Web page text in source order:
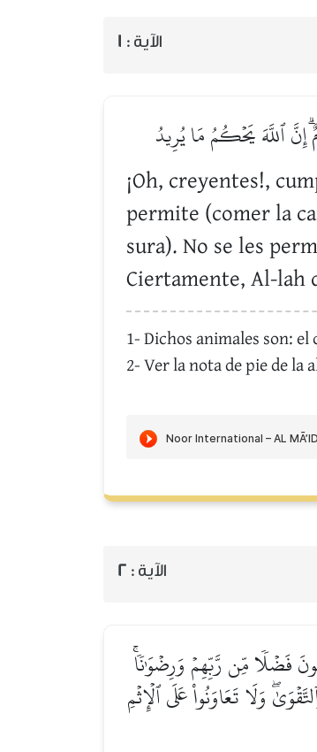
الآية : 1
إِنَّ ٱللَّهَ يَحۡكُمُ مَا يُرِيدُ
¡Oh, creyentes!,
permite (comer la
sura). No se les
Ciertamente, Al-lah
1- Dichos animales son:
2- Ver la nota de pie de la
الآية : 2
فَضۡلٗا مِّن رَّبِّهِمۡ وَرِضۡوَٰنٗاۚ
وَلَا تَعَاوَنُواْ عَلَى ٱلۡإِثۡمِ